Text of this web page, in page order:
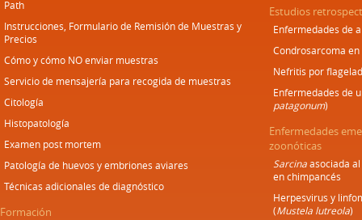
Path
Instrucciones, Formulario de Remisión de Muestras y
Precios
Cómo y cómo NO enviar muestras
Servicio de mensajería para recogida de muestras
Citología
Histopatología
Examen post mortem
Patología de huevos y embriones aviares
Técnicas adicionales de diagnóstico
Formación
Estudios
Enfermedades de
Condrosarcoma en
Nefritis por
Enfermedades de
patagonum)
Enfermedades
zoonóticas
Sarcinaasociada
en chimpancés
Herpesvirus y
(Mustela lutreola)